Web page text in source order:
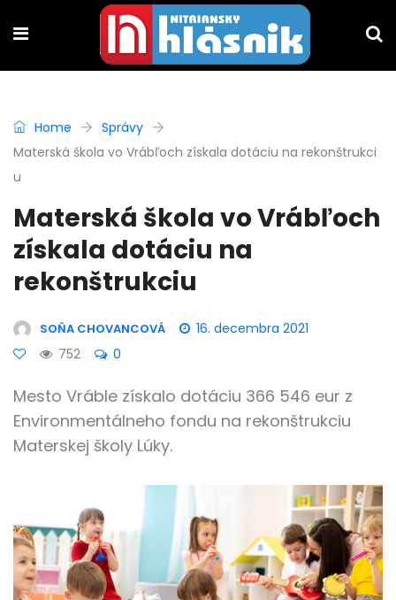
Home
Správy
Materská škola vo Vrábľoch získala dotáciu na rekonštrukci
u
Materská škola vo Vrábľoch
získala dotáciu na
rekonštrukciu
SOŇA CHOVANCOVÁ
16. decembra 2021
752
0
Mesto Vráble získalo dotáciu 366 546 eur z
Environmentálneho fondu na rekonštrukciu
Materskej školy Lúky.